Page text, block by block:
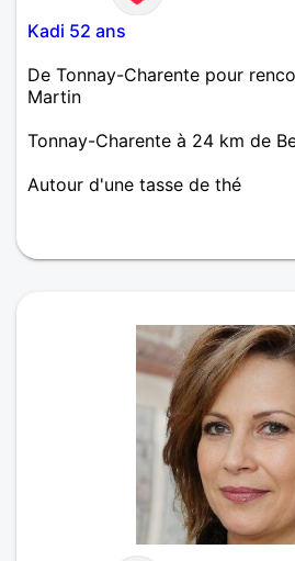
Kadi 52 ans
De Tonnay-Charente pour
Martin
Tonnay-Charente à 24 km de
Autour d'une tasse de thé